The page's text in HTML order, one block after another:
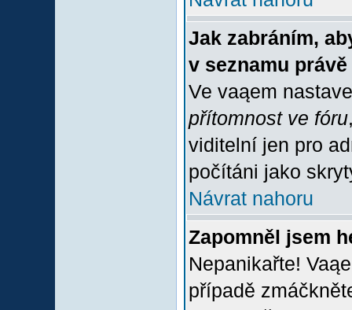
Jak zabráním,
v seznamu
Ve vaąem
přítomnost ve fóru
viditelní jen pro
počítáni jako
Návrat nahoru
Zapomněl jsem
Nepanikařte!
případě